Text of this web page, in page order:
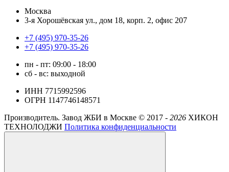
Москва
3-я Хорошёвская ул., дом 18, корп. 2, офис 207
+7 (495) 970-35-26
+7 (495) 970-35-26
пн - пт: 09:00 - 18:00
сб - вс: выходной
ИНН 7715992596
ОГРН 1147746148571
Производитель. Завод ЖБИ в Москве © 2017 - 2026 ХИКОН
ТЕХНОЛОДЖИ Политика конфиденциальности